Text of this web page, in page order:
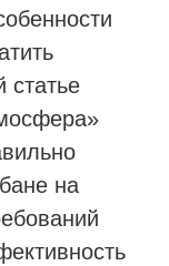
статье
на